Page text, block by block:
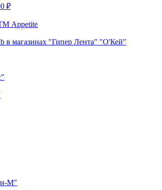
₽
Appetite
в магазинах "Гипер Лента" "О'Кей"
М"